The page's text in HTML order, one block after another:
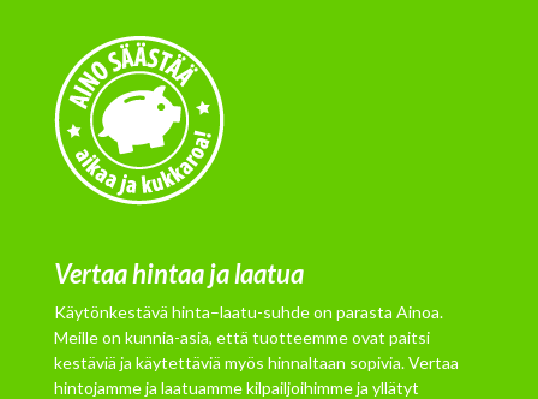
Vertaa hintaa ja laatua
Käytönkestävä hinta–laatu-suhde on parasta Ainoa.
Meille on kunnia-asia, että tuotteemme ovat paitsi
kestäviä ja käytettäviä myös hinnaltaan sopivia. Vertaa
hintojamme ja laatuamme kilpailjoihimme ja yllätyt